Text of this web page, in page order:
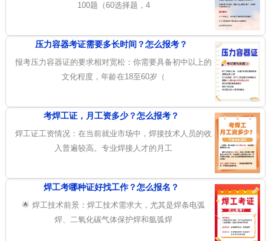
100题（60选择题，4
压力容器考证需要多长时间？怎么报考？
报考压力容器证的要求相对宽松：你需要具备初中以上的
文化程度，年龄在18至60岁（
考焊工证，月工资多少？怎么报考？
焊工证工资情况：在当前就业市场中，焊接技术人员的收
入普遍较高。专业焊接人才的月工
焊工考哪种证好找工作？怎么报名？
🌟 焊工技术前景：焊工技术需求大，尤其是焊条电弧
焊、二氧化碳气体保护焊和氩弧焊